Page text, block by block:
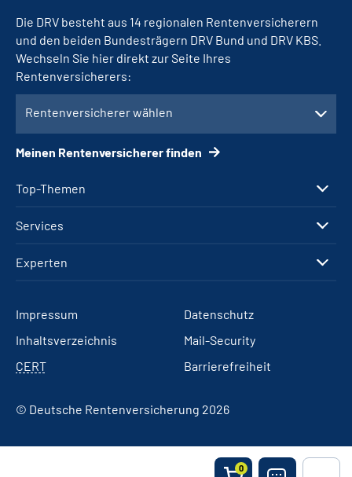
0
Top-Themen
Services
Experten
Die DRV besteht aus 14 regionalen Rentenversicherern
und den beiden Bundesträgern DRV Bund und DRV KBS.
Wechseln Sie hier direkt zur Seite Ihres
Rentenversicherers:
Rentenversicherer wählen
Meinen Rentenversicherer finden
Impressum
Datenschutz
Inhaltsverzeichnis
Mail-Security
CERT
Barrierefreiheit
© Deutsche Rentenversicherung 2026